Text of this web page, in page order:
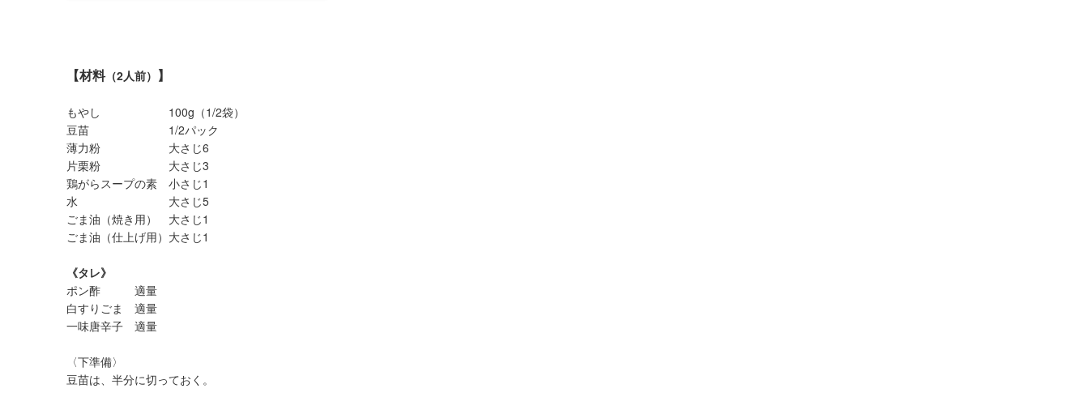
【材料（2人前） 】
もやし 100g（1/2袋）
豆苗 1/2パック
薄力粉 大さじ6
片栗粉 大さじ3
鶏がらスープの素 小さじ1
水 大さじ5
ごま油（焼き用） 大さじ1
ごま油（仕上げ用）大さじ1
《タレ》
ポン酢 適量
白すりごま 適量
一味唐辛子 適量
〈下準備〉
豆苗は、半分に切っておく。